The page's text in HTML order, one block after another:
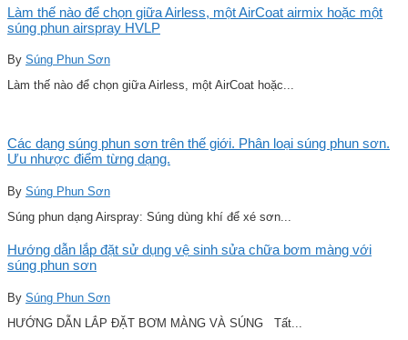
Làm thế nào để chọn giữa Airless, một AirCoat airmix hoặc một
súng phun airspray HVLP
By Súng Phun Sơn
Làm thế nào để chọn giữa Airless, một AirCoat hoặc...
Các dạng súng phun sơn trên thế giới. Phân loại súng phun sơn.
Ưu nhược điểm từng dạng.
By Súng Phun Sơn
Súng phun dạng Airspray: Súng dùng khí để xé sơn...
Hướng dẫn lắp đặt sử dụng vệ sinh sửa chữa bơm màng với
súng phun sơn
By Súng Phun Sơn
HƯỚNG DẪN LẮP ĐẶT BƠM MÀNG VÀ SÚNG Tất...